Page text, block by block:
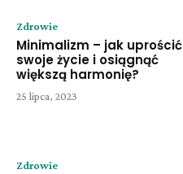
Zdrowie
Minimalizm – jak uprościć
swoje życie i osiągnąć
większą harmonię?
25 lipca, 2023
Zdrowie